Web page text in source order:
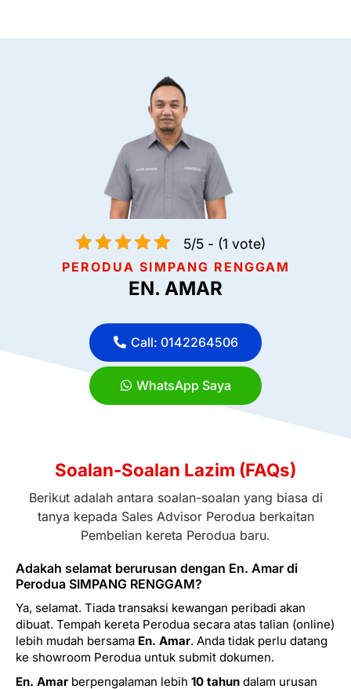
5/5 - (1 vote)
PERODUA SIMPANG RENGGAM
EN. AMAR
Call: 0142264506
WhatsApp Saya
Soalan-Soalan Lazim (FAQs)
Berikut adalah antara soalan-soalan yang biasa di
tanya kepada Sales Advisor Perodua berkaitan
Pembelian kereta Perodua baru.
Adakah selamat berurusan dengan En. Amar di
Perodua SIMPANG RENGGAM?
Ya, selamat. Tiada transaksi kewangan peribadi akan
dibuat. Tempah kereta Perodua secara atas talian (online)
lebih mudah bersama En. Amar. Anda tidak perlu datang
ke showroom Perodua untuk submit dokumen.
En. Amar berpengalaman lebih 10 tahun dalam urusan